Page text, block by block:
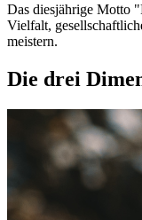
Das diesjährige Motto
Vielfalt,
meistern.
Die drei